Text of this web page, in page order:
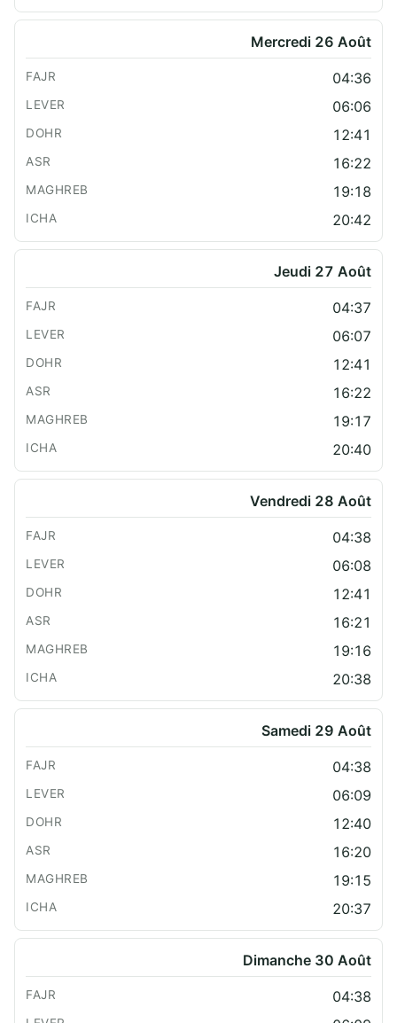
Mercredi 26 Août
04:36
06:06
12:41
16:22
19:18
20:42
Jeudi 27 Août
04:37
06:07
12:41
16:22
19:17
20:40
Vendredi 28 Août
04:38
06:08
12:41
16:21
19:16
20:38
Samedi 29 Août
04:38
06:09
12:40
16:20
19:15
20:37
Dimanche 30 Août
04:38